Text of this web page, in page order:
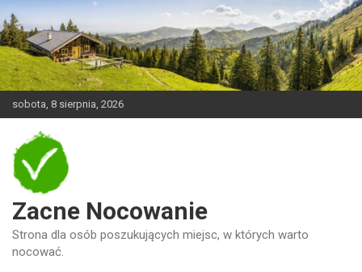
Skip
to
content
sobota, 8 sierpnia, 2026
Zacne Nocowanie
Strona dla osób poszukujących miejsc, w których warto
nocować.